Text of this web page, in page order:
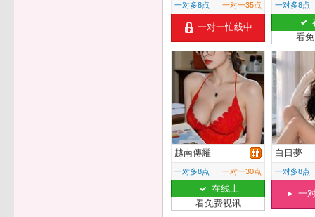
一对多8点 一对一35点
一对一忙线中
一对多8点
看
越南傳耀
一对多8点 一对一30点
在线上
看免费视讯
白日夢
一对多8点
一